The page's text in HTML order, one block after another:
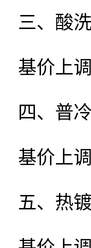
三、酸
基价上
四、普
基价上
五、热